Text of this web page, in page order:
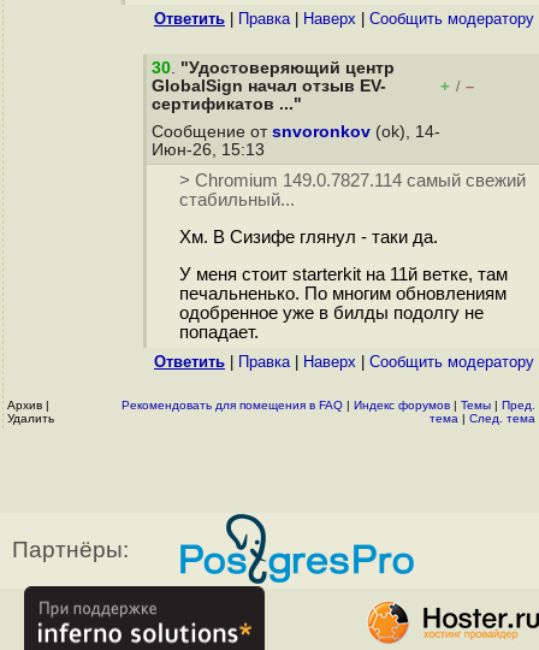
Ответить Правка| Наверх Cообщить модератору
30. "Удостоверяющий центр
GlobalSign начал отзыв EV-
сертификатов ..."
+ / –
Сообщение от snvoronkov (ok), 14-
Июн-26, 15:13
> Chromium 149.0.7827.114 самый свежий
стабильный...
Хм. В Сизифе глянул - таки да.
У меня стоит starterkit на 11й ветке, там
печальненько. По многим обновлениям
одобренное уже в билды подолгу не
попадает.
Ответить Правка| Наверх Cообщить модератору
Архив |
Удалить
Рекомендовать для помещения в FAQ | Индекс форумов | Темы | Пред.
тема | След. тема
Партнёры: